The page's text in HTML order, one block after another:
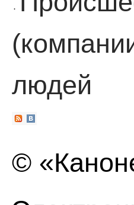
·
людей
©